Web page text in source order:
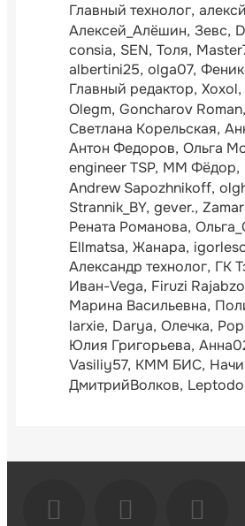
Главный технолог алексй
Алексей_Алёшин Зевс
consia SEN Толя
albertini25 olga07
Главный редактор Xoxol
Olegm Goncharov Roman
Светлана Корельская
Антон Федоров Ольга
engineer TSP ММ Фёдор
Andrew Sapozhnikoff
Strannik_BY gever.
Рената Романова
Ellmatsa Жанара
Александр технолог ГК
Иван-Vega Firuzi
Марина Васильевна
larxie Darya Олечка
Юлия Григорьева
Vasiliy57 КММ БИС
ДмитрийВолков